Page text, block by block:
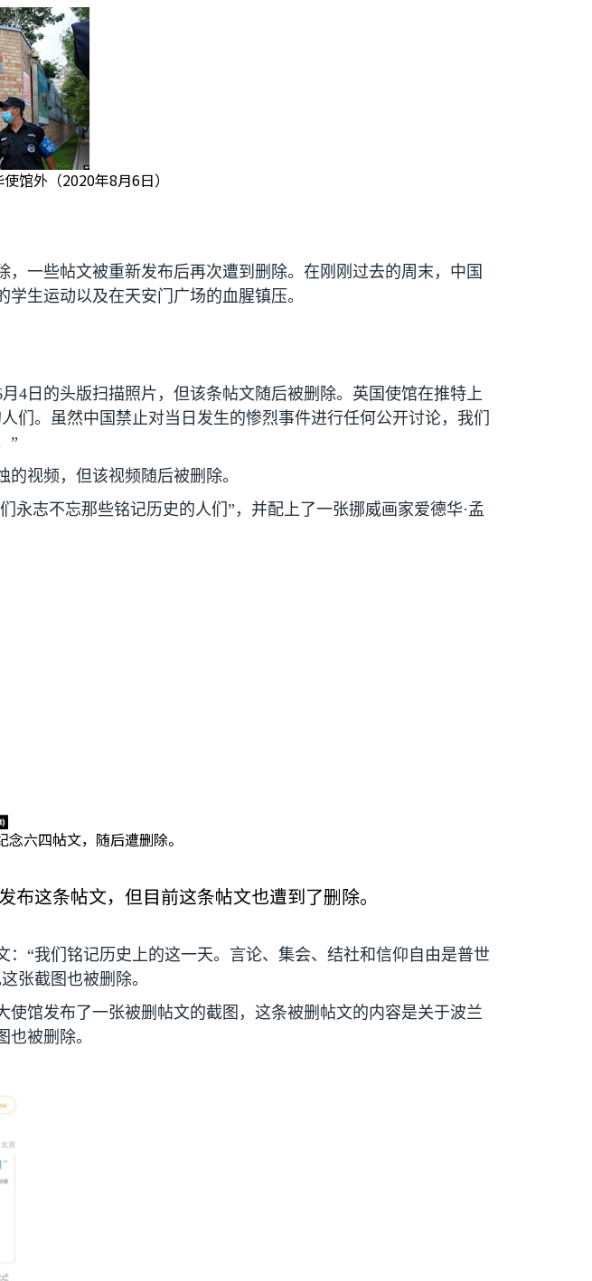
馆外（2020年8月6日）
一些帖文被重新发布后再次遭到删除。在刚刚过去的周末，中国
学生运动以及在天安门广场的血腥镇压。
月 4 日的头版扫描照片，但该条帖文随后被删除。英国使馆在推特上
们。虽然中国禁止对当日发生的惨烈事件进行任何公开讨论，我们
”
视频，但该视频随后被删除。
永志不忘那些铭记历史的人们”，并配上了一张挪威画家爱德华·孟
六四帖文，随后遭删除。
这条帖文，但目前这条帖文也遭到了删除。
“我们铭记历史上的这一天。言论、集会、结社和信仰自由是普世
张截图也被删除。
馆发布了一张被删帖文的截图，这条被删帖文的内容是关于波兰
被删除。